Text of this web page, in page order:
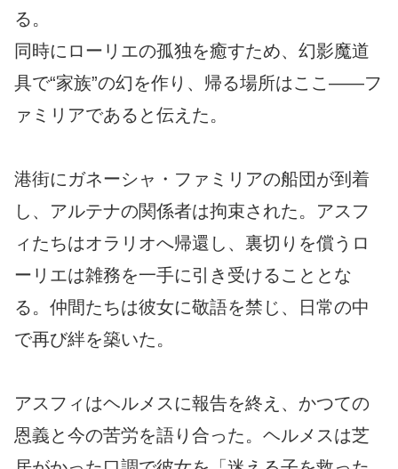
る。
同時にローリエの孤独を癒すため、幻影魔道
具で“家族”の幻を作り、帰る場所はここ――フ
ァミリアであると伝えた。
港街にガネーシャ・ファミリアの船団が到着
し、アルテナの関係者は拘束された。アスフ
ィたちはオラリオへ帰還し、裏切りを償うロ
ーリエは雑務を一手に引き受けることとな
る。仲間たちは彼女に敬語を禁じ、日常の中
で再び絆を築いた。
アスフィはヘルメスに報告を終え、かつての
恩義と今の苦労を語り合った。ヘルメスは芝